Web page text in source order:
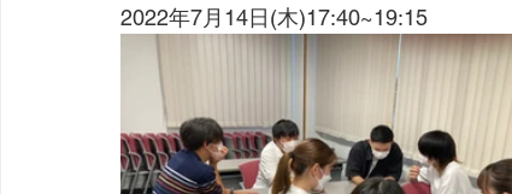
みなかみ町観光協会 プロジェクト ダム放流
利根沼田宝物グランプリ大会 インタビュー
2022年7月14日(木)17:40~19:15